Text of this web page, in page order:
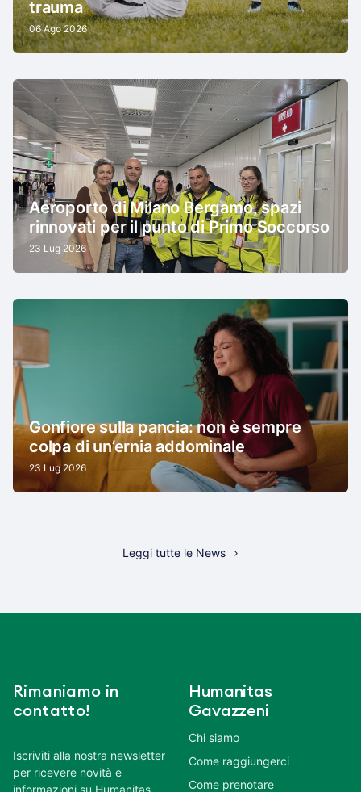
trauma
06 Ago 2026
Aeroporto di Milano Bergamo, spazi
rinnovati per il punto di Primo Soccorso
23 Lug 2026
Gonfiore sulla pancia: non è sempre
colpa di un’ernia addominale
23 Lug 2026
Leggi tutte le News
Rimaniamo in
contatto!
Iscriviti alla nostra newsletter
per ricevere novità e
informazioni su Humanitas
Humanitas
Gavazzeni
Chi siamo
Come raggiungerci
Come prenotare